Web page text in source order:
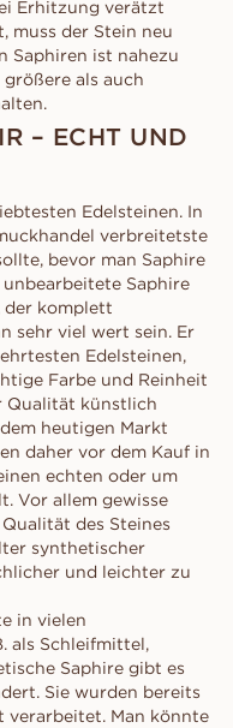
Erhitzung verätzt
muss der Stein neu
Saphiren ist nahezu
als auch
– ECHT UND
Edelsteinen. In
verbreitetste
bevor man Saphire
Saphire
der komplett
sehr viel wert sein. Er
Edelsteinen,
Farbe und Reinheit
Qualität künstlich
heutigen Markt
daher vor dem Kauf in
echten oder um
Vor allem gewisse
des Steines
synthetischer
und leichter zu
in vielen
als Schleifmittel,
Saphire gibt es
Sie wurden bereits
verarbeitet. Man könnte